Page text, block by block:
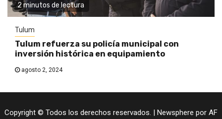
2 minutos de lectura
Tulum
Tulum refuerza su policía municipal con
inversión histórica en equipamiento
agosto 2, 2024
Copyright © Todos los derechos reservados. | Newsphere por AF